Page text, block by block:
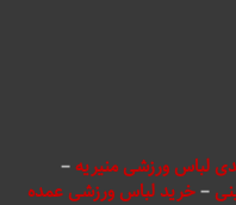
لباس ورزشی منیریه–
–خرید لباس ورزشی عمده